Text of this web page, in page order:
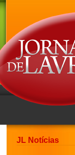
JL Notícias